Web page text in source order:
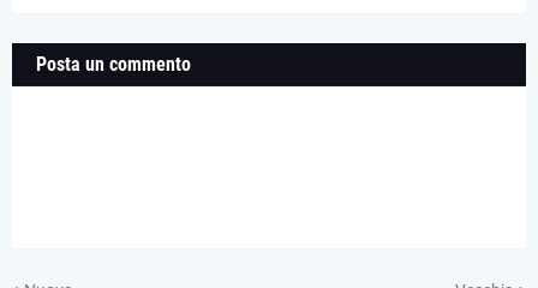
Posta un commento